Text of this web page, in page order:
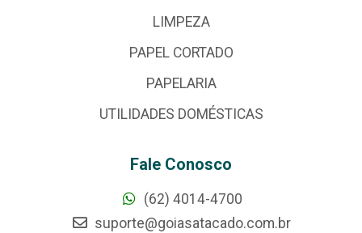
LIMPEZA
PAPEL CORTADO
PAPELARIA
UTILIDADES DOMÉSTICAS
Fale Conosco
(62) 4014-4700
suporte@goiasatacado.com.br